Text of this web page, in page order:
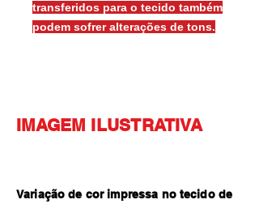
transferidos para o tecido também
podem sofrer alterações de tons.
IMAGEM ILUSTRATIVA
Variação de cor impressa no tecido de